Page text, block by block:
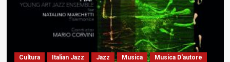
che
pensa
l’arte
trasformazione
Cultura Italian Jazz Jazz Musica
Musica D'autore